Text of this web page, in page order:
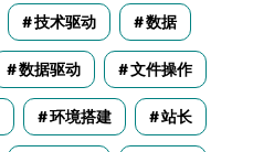
技术驱动 数据
数据驱动 文件操作
环境搭建 站长